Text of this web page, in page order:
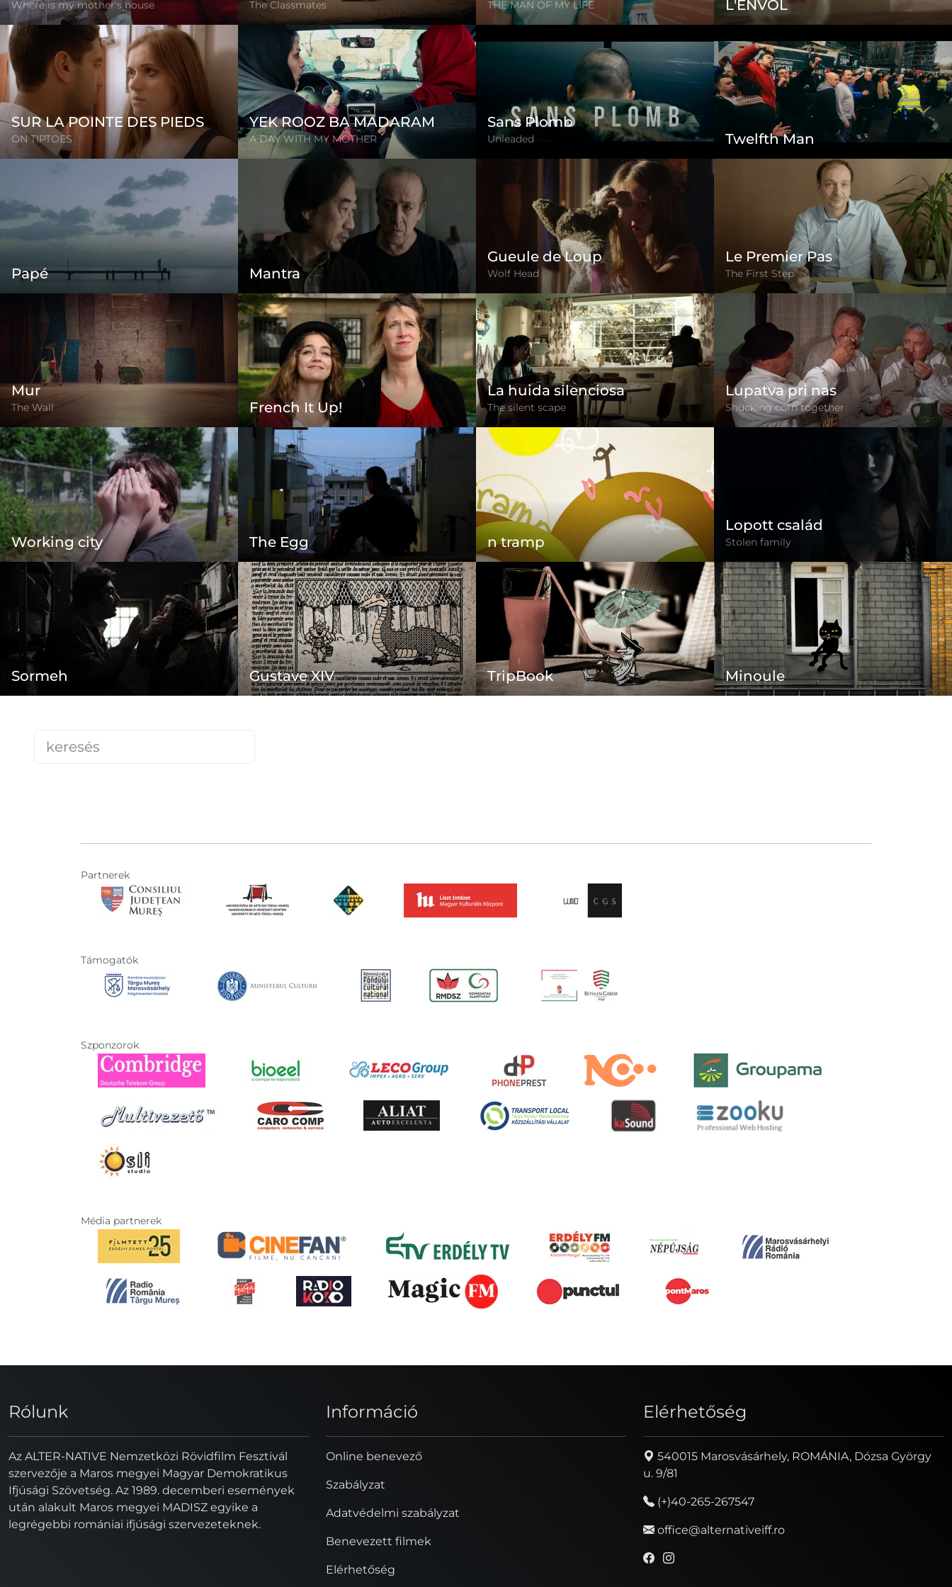
Where is my mother's house The Classmates THE MAN OF MY LIFE L'ENVOL
SUR LA POINTE DES PIEDS
ON TIPTOES
YEK ROOZ BA MADARAM
A DAY WITH MY MOTHER
Sans Plomb
Unleaded Twelfth Man
Papé Mantra
Gueule de Loup
Wolf Head
Le Premier Pas
The First Step
Mur
The Wall French It Up!
La huida silenciosa
The silent scape
Lupatva pri nas
Shucking corn together
Working city The Egg n tramp
Lopott család
Stolen family
Sormeh Gustave XIV TripBook Minoule
Partnerek
Támogatók
Szponzorok
Média partnerek
Rólunk
Az ALTER-NATIVE Nemzetközi Rövidfilm Fesztivál
szervezője a Maros megyei Magyar Demokratikus
Ifjúsági Szövetség. Az 1989. decemberi események
után alakult Maros megyei MADISZ egyike a
legrégebbi romániai ifjúsági szervezeteknek.
Információ
Online benevező
Szabályzat
Adatvédelmi szabályzat
Benevezett filmek
Elérhetőség
Elérhetőség
540015 Marosvásárhely, ROMÁNIA, Dózsa György
u. 9/81
(+)40-265-267547
office@alternativeiff.ro